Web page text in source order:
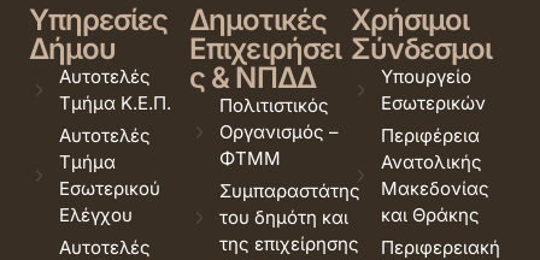
Υπηρεσίες
Δήμου
Αυτοτελές
Τμήμα Κ.Ε.Π.
Αυτοτελές
Τμήμα
Εσωτερικού
Ελέγχου
Αυτοτελές
Δημοτικές
Επιχειρήσει
ς & ΝΠΔΔ
Πολιτιστικός
Οργανισμός –
ΦΤΜΜ
Συμπαραστάτης
του δημότη και
της επιχείρησης
Χρήσιμοι
Σύνδεσμοι
Υπουργείο
Εσωτερικών
Περιφέρεια
Ανατολικής
Μακεδονίας
και Θράκης
Περιφερειακή